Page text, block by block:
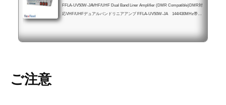
FFLA-UV50W-JAVHF/UHF Dual Band Liner Amplifier (DMR Compatible)DMR対
応VHF/UHFデュアルバンドリニアアンプ FFLA-UV50W-JA 144/430MHz帯リ
ブルDMR無線機でモービル機並みの出力を得ることができます。従来のFM/S
ご注意